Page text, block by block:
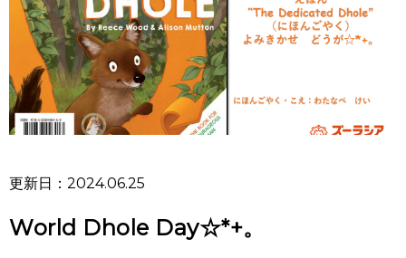
更新日：2024.06.25
World Dhole Day☆*+。